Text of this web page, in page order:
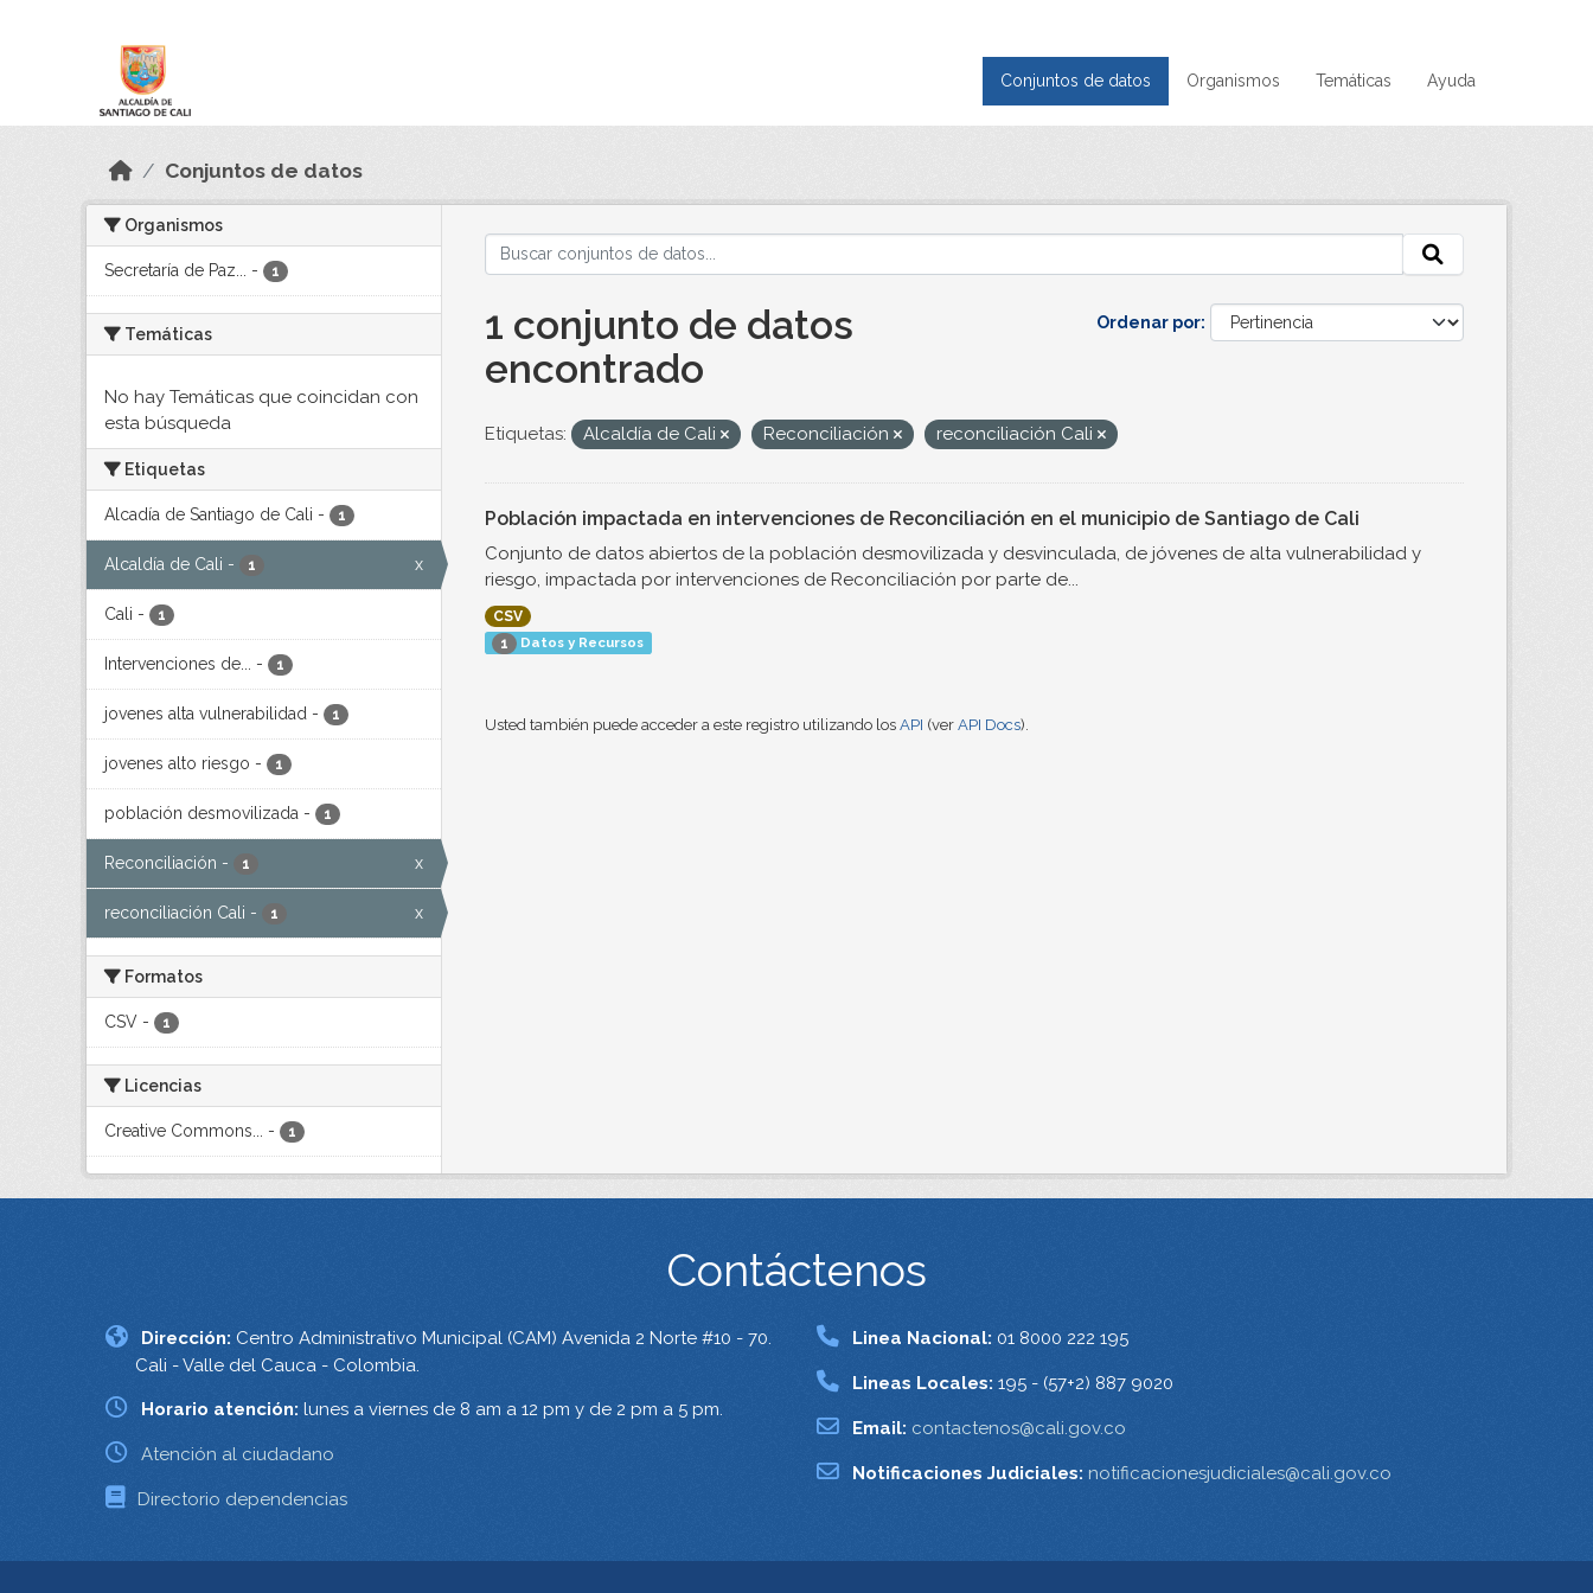
Conjuntos de datos Organismos Temáticas Ayuda
Conjuntos de datos
Organismos
Secretaría de Paz... - 1
Temáticas
No hay Temáticas que coincidan con
esta búsqueda
Etiquetas
Alcadía de Santiago de Cali - 1
Alcaldía de Cali - 1 x
Cali - 1
Intervenciones de... - 1
jovenes alta vulnerabilidad - 1
jovenes alto riesgo - 1
población desmovilizada - 1
Reconciliación - 1 x
reconciliación Cali - 1 x
Formatos
CSV - 1
Licencias
Creative Commons... - 1
Ordenar por
1 conjunto de datos
encontrado
Etiquetas: Alcaldía de Cali Reconciliación reconciliación Cali
Población impactada en intervenciones de Reconciliación en el municipio de Santiago de Cali
Conjunto de datos abiertos de la población desmovilizada y desvinculada, de jóvenes de alta vulnerabilidad y
riesgo, impactada por intervenciones de Reconciliación por parte de...
CSV
1
Datos y Recursos
Usted también puede acceder a este registro utilizando los API (ver API Docs).
Contáctenos
Dirección: Centro Administrativo Municipal (CAM) Avenida 2 Norte #10 - 70.
Cali - Valle del Cauca - Colombia.
Horario atención: lunes a viernes de 8 am a 12 pm y de 2 pm a 5 pm.
Atención al ciudadano
Directorio dependencias
Linea Nacional: 01 8000 222 195
Lineas Locales: 195 - (57+2) 887 9020
Email: contactenos@cali.gov.co
Notificaciones Judiciales: notificacionesjudiciales@cali.gov.co